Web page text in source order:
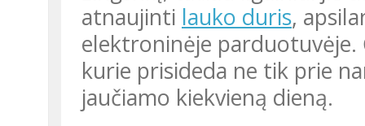
atnaujinti lauko duris,
elektroninėje parduotuvėje.
kurie prisideda ne tik prie
jaučiamo kiekvieną dieną.